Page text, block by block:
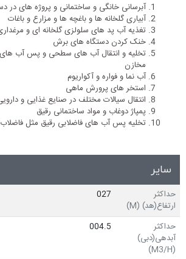
آبرسانی خانگی و ساختمانی و پروژه های
آبیاری گلخانه ها و باغچه ها و مزارع و باغات
تغذیه آب پد های سلولزی گلخانه ای و
خنک کردن دستگاه های برش
تخلیه و انتقال آب های سطحی و پس آب های
مخازن
آب نما و فواره و آکواریوم
استخر های پرورش ماهی
انتقال سیالات مختلف در صنایع غذایی و
پمپاژ دوغاب و مواد ساختمانی رقیق
تخلیه پس آب های فاضلابی رقیق مثل فاضلاب
سایر
حداکثر
ارتفاع(هد) (M)
027
حداکثر
آبدهی(دبی)
(M3/H)
004.5